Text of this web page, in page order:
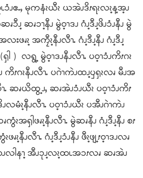
ၪဧႉႇ မုကနံၩယီၩ ယအဲၪဒိၭရၩလၩ့န့အ့ၪ
ၥီၪ့ ဆၧၥၫ့နီၪ မွဲဝ့ၫဒၪ ဂံၪ့ဒီၪ့ဖိၪၥံၪနီၪ မွဲ
ဖၧၩ့ အကၠီၩ့နီၪလီၫႉ ဂံၪ့ဒီၪ့နီၪ ဂံၪ့ဒီၪ့
ါ ) လရွ့ မွဲဝ့ၫဒၪနီၪလီၫႉ ပဝ့ၫၥံၪကိၭဂၩ
ကိၭဂၩနီၪလီၫႉ ပဂဲၫကဲၪထၪ့ၦၡၩလၧ မီၪအ
ၫႉ ဆၧယိထွ့ၪႇ ဆၧအဲၪၥံၪယီၩ ပဝ့ၫၥံၪကိၭ
မံၩ့နီၪလီၫႉ ပဝ့ၫၥံၪယီၩ ပအီၪဂဲၫကဲၪ
အၡါဖၧၩ့နီၪလီၫႉ မွဲဆၧနီၪ ဂံၪ့ဒီၪ့နီၪ စၭ
နီၪလီၫႉ ဂံၪ့ဒီၪ့ၥံၪနီၪ ဖီၩ့ဖျ့ၭဝ့ၫဒၪလၧ
ါနၫ့ အီၪၥုၪ့လၩ့ထၬအၥၭလၧ ဆၧအဲၪ